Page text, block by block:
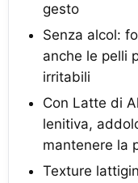
gesto
Senza alcol:
anche le pelli
irritabili
Con Latte di
lenitiva,
mantenere la
Texture